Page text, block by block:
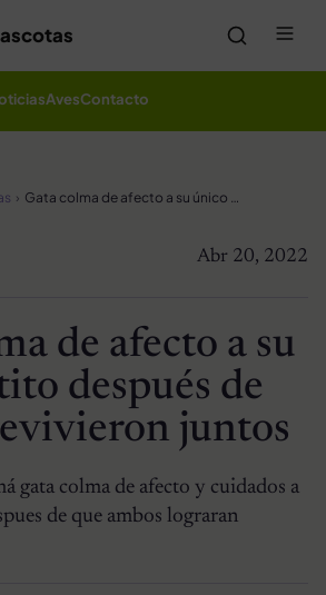
AvesContacto
Gata colma de afecto a su único gatito después de que sobrevivieron juntos
Abr 20, 2022
de afecto a su
después de
juntos
gata colma de afecto y cuidados a
de que ambos lograran